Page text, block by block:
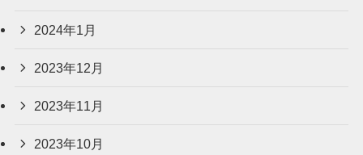
2024年1月
2023年12月
2023年11月
2023年10月